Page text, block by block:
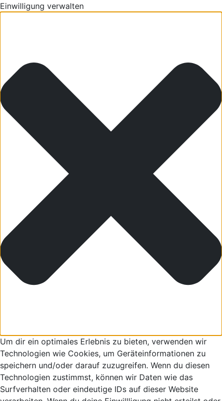
Einwilligung verwalten
Um dir ein optimales Erlebnis zu bieten, verwenden wir
Technologien wie Cookies, um Geräteinformationen zu
speichern und/oder darauf zuzugreifen. Wenn du diesen
Technologien zustimmst, können wir Daten wie das
Surfverhalten oder eindeutige IDs auf dieser Website